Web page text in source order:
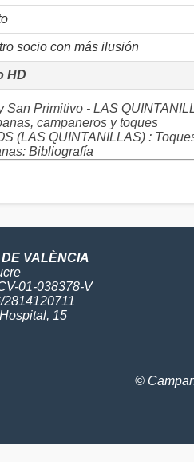
socio con más ilusión
HD
San Primitivo - LAS
campaneros y toques
(LAS QUINTANILLAS) :
Bibliografía
VALÈNCIA
01-038378-V
15
©